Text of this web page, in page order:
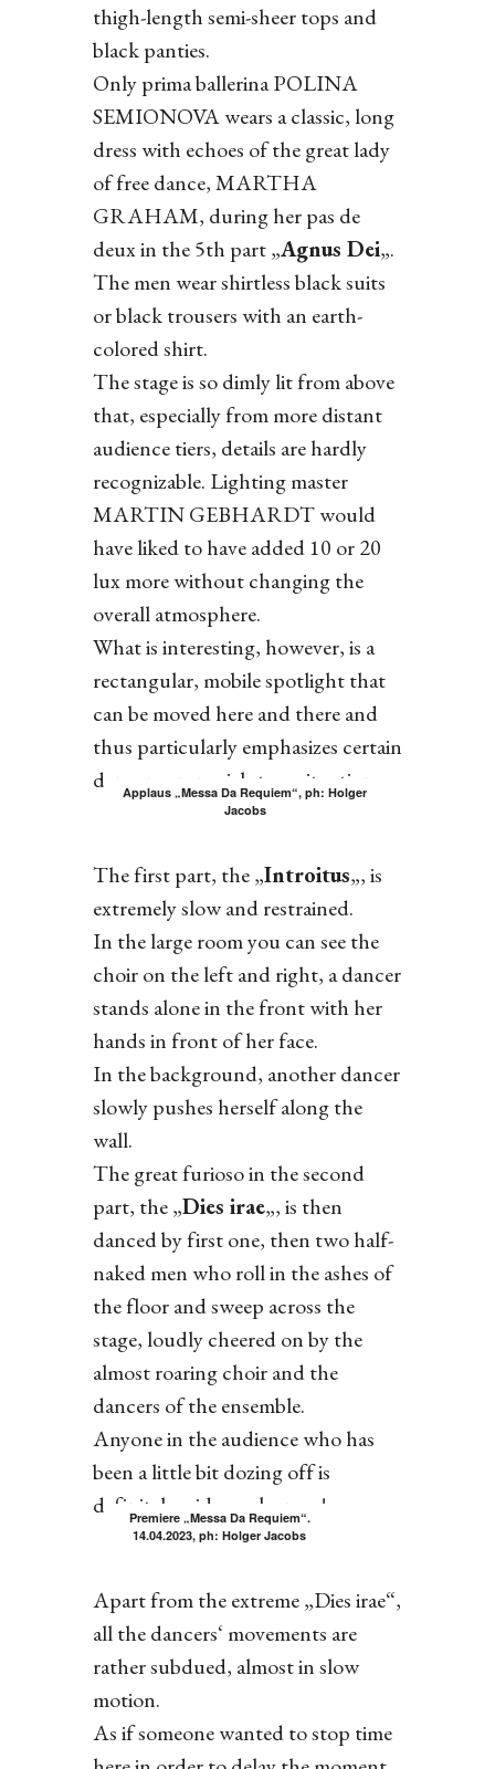
thigh-length semi-sheer tops and
black panties.
Only prima ballerina POLINA
SEMIONOVA wears a classic, long
dress with echoes of the great lady
of free dance, MARTHA
GRAHAM, during her pas de
deux in the 5th part „Agnus Dei„.
The men wear shirtless black suits
or black trousers with an earth-
colored shirt.
The stage is so dimly lit from above
that, especially from more distant
audience tiers, details are hardly
recognizable. Lighting master
MARTIN GEBHARDT would
have liked to have added 10 or 20
lux more without changing the
overall atmosphere.
What is interesting, however, is a
rectangular, mobile spotlight that
can be moved here and there and
thus particularly emphasizes certain
dancers or special stage situations.
Applaus „Messa Da Requiem“, ph: Holger
Jacobs
The first part, the „Introitus„, is
extremely slow and restrained.
In the large room you can see the
choir on the left and right, a dancer
stands alone in the front with her
hands in front of her face.
In the background, another dancer
slowly pushes herself along the
wall.
The great furioso in the second
part, the „Dies irae„, is then
danced by first one, then two half-
naked men who roll in the ashes of
the floor and sweep across the
stage, loudly cheered on by the
almost roaring choir and the
dancers of the ensemble.
Anyone in the audience who has
been a little bit dozing off is
definitely wide awake now!
Premiere „Messa Da Requiem“.
14.04.2023, ph: Holger Jacobs
Apart from the extreme „Dies irae“,
all the dancers‘ movements are
rather subdued, almost in slow
motion.
As if someone wanted to stop time